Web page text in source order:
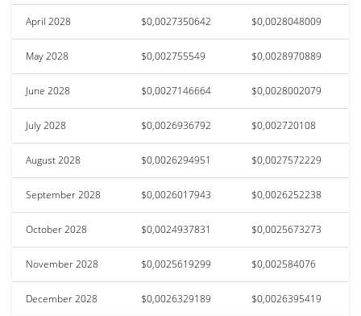
April 2028 $0,0027350642 $0,0028048009
May 2028 $0,002755549 $0,0028970889
June 2028 $0,0027146664 $0,0028002079
July 2028 $0,0026936792 $0,002720108
August 2028 $0,0026294951 $0,0027572229
September 2028 $0,0026017943 $0,0026252238
October 2028 $0,0024937831 $0,0025673273
November 2028 $0,0025619299 $0,002584076
December 2028 $0,0026329189 $0,0026395419